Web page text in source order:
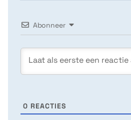
Abonneer
0 REACTIES